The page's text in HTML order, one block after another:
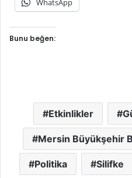
WhatsApp
Bunu beğen:
Etkinlikler
Mersin Büyükşehir
Politika Silifke